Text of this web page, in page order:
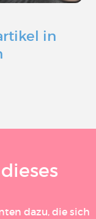
in
dazu, die sich